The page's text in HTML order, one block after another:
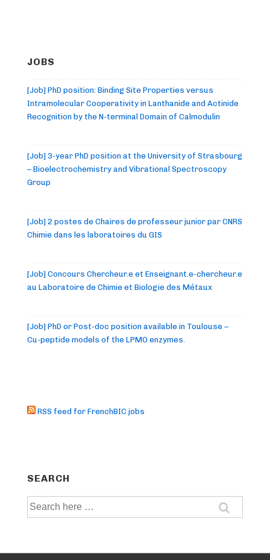
JOBS
[Job] PhD position: Binding Site Properties versus
Intramolecular Cooperativity in Lanthanide and Actinide
Recognition by the N-terminal Domain of Calmodulin
[Job] 3-year PhD position at the University of Strasbourg
– Bioelectrochemistry and Vibrational Spectroscopy
Group
[Job] 2 postes de Chaires de professeur junior par CNRS
Chimie dans les laboratoires du GIS
[Job] Concours Chercheur.e et Enseignant.e-chercheur.e
au Laboratoire de Chimie et Biologie des Métaux
[Job] PhD or Post-doc position available in Toulouse –
Cu-peptide models of the LPMO enzymes.
RSS feed for FrenchBIC jobs
SEARCH
Search